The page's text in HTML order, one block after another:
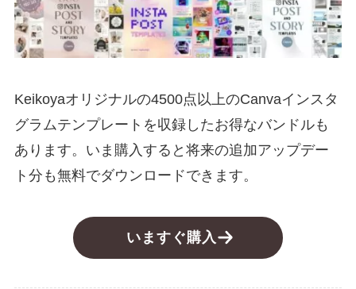
Keikoyaオリジナルの4500点以上のCanvaインスタ
グラムテンプレートを収録したお得なバンドルも
あります。いま購入すると将来の追加アップデー
ト分も無料でダウンロードできます。
いますぐ購入